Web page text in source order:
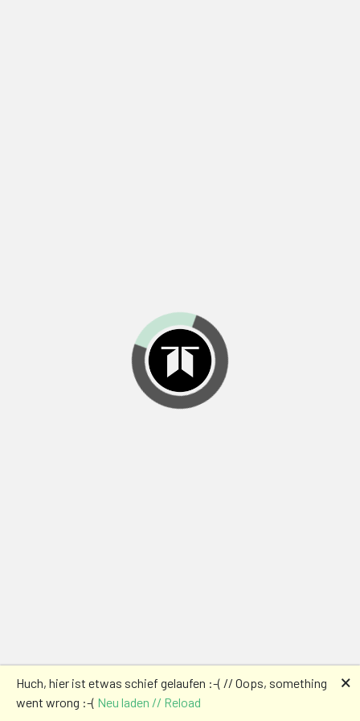
Huch, hier ist etwas schief gelaufen :-( // Oops, something
went wrong :-( Neu laden // Reload
🗙